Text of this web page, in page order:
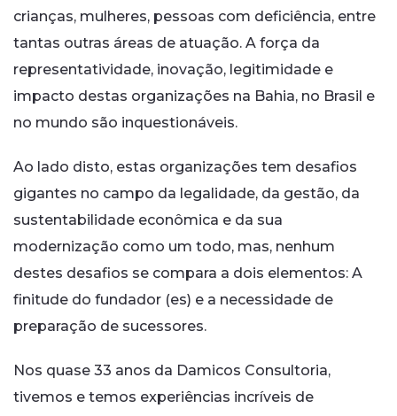
crianças, mulheres, pessoas com deficiência, entre
tantas outras áreas de atuação. A força da
representatividade, inovação, legitimidade e
impacto destas organizações na Bahia, no Brasil e
no mundo são inquestionáveis.
Ao lado disto, estas organizações tem desafios
gigantes no campo da legalidade, da gestão, da
sustentabilidade econômica e da sua
modernização como um todo, mas, nenhum
destes desafios se compara a dois elementos: A
finitude do fundador (es) e a necessidade de
preparação de sucessores.
Nos quase 33 anos da Damicos Consultoria,
tivemos e temos experiências incríveis de